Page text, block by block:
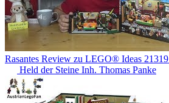
Rasantes Review zu LEGO® Ideas
Held der Steine Inh. Thomas Panke